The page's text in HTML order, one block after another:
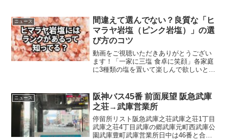
🩷Welcome to "Kiki" Korean-styl...
ニュース
間違えて選んでない？良質な「ヒ
マラヤ岩塩（ピンク岩塩）」の選
び方のコツ
動画をご視聴いただきありがとうござい
ます！「一家に三塩 食卓に笑顔」各家庭
に3種類の塩を置いて楽しんで欲しいとい
回は、ヒマラヤ岩塩のランクについて解
説してみました。【訂...
ニュース
阪神バス45番 前面展望 阪急武庫
之荘→武庫営業所
停留所リスト阪急武庫之荘武庫之荘1丁目
武庫之荘4丁目武庫の郷武庫元町西武庫公
園武庫豊町武庫営業所日中は46番と合わ